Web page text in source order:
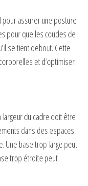
assurer une posture
pour que les coudes de
se tient debout. Cette
et d’optimiser
du cadre doit être
dans des espaces
Une base trop large peut
trop étroite peut